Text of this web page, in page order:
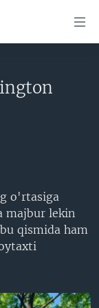
o'rtasiga
majbur lekin
qismida ham